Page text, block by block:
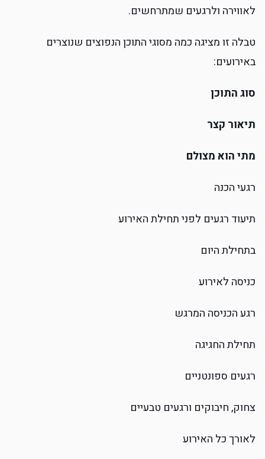
לאווירה ולרגעים שמתרחשים.
טבלה זו מציגה כמה מסוגי התוכן הנפוצים שנוצרים
באירועים:
סוג התוכן
תיאור קצר
מתי הוא מצולם
רגעי הכנה
תיעוד רגעים לפני תחילת האירוע
בתחילת היום
כניסה לאירוע
רגע הכניסה המרגש
תחילת החגיגה
רגעים ספונטניים
צחוק, חיבוקים ורגעים טבעיים
לאורך כל האירוע